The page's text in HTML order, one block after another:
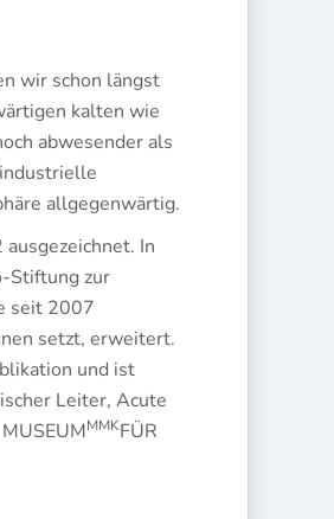
wir schon längst
kalten wie
abwesender als
allgegenwärtig.
In
Stiftung zur
seit 2007
setzt, erweitert.
und ist
Leiter, Acute
MMKFÜR